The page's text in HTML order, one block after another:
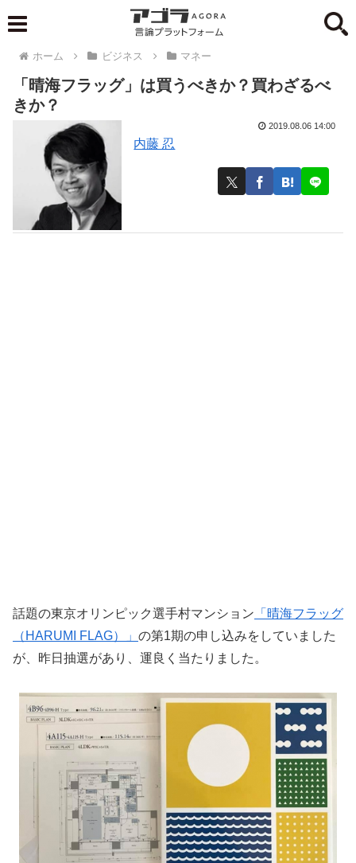
ホーム ビジネス マネー
「晴海フラッグ」は買うべきか？買わざるべ
きか？
内藤 忍
2019.08.06 14:00
話題の東京オリンピック選手村マンション 「晴海フラッグ
（HARUMI FLAG）」 の第1期の申し込みをしていました
が、昨日抽選があり、運良く当たりました。